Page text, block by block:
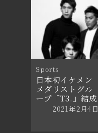
Sports
日本初イケメン
メダリストグル
ープ「T3.」結成
2021年2月4日